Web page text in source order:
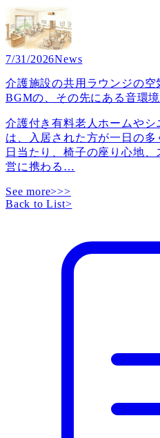
7/31/2026News
介護施設の共用ラウンジの
BGMの、その先にある音環境
介護付き有料老人ホームや
は、入居された方が一日の多
日当たり、椅子の座り心地
営に携わる …
See more>>>
Back to List>